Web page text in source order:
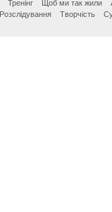
Тренінг Щоб ми так жили
Розслідування Творчість